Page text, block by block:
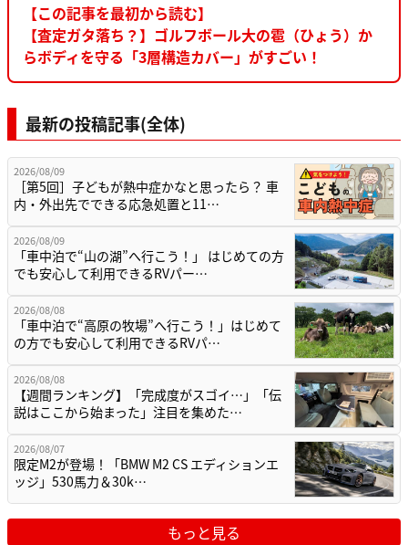
【この記事を最初から読む】
【査定ガタ落ち？】ゴルフボール大の雹（ひょう）か
らボディを守る「3層構造カバー」がすごい！
最新の投稿記事(全体)
2026/08/09
［第5回］子どもが熱中症かなと思ったら？ 車
内・外出先でできる応急処置と11…
2026/08/09
「車中泊で“山の湖”へ行こう！」 はじめての方
でも安心して利用できるRVパー…
2026/08/08
「車中泊で“高原の牧場”へ行こう！」はじめて
の方でも安心して利用できるRVパ…
2026/08/08
【週間ランキング】「完成度がスゴイ…」「伝
説はここから始まった」注目を集めた…
2026/08/07
限定M2が登場！「BMW M2 CS エディションエ
ッジ」530馬力＆30k…
もっと見る